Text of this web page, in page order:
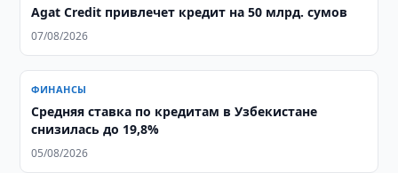
Agat Credit привлечет кредит на 50 млрд. сумов
07/08/2026
ФИНАНСЫ
Средняя ставка по кредитам в Узбекистане
снизилась до 19,8%
05/08/2026